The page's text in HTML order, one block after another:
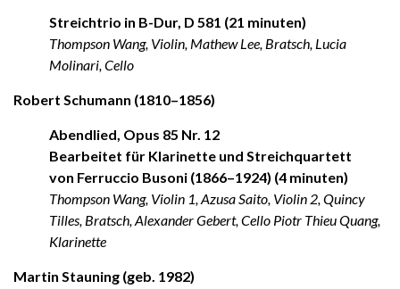
Streichtrio in B-Dur, D 581 (21 minuten)
Thompson Wang, Violin, Mathew Lee, Bratsch, Lucia
Molinari, Cello
Robert Schumann (1810–1856)
Abendlied, Opus 85 Nr. 12
Bearbeitet für Klarinette und Streichquartett
von Ferruccio Busoni (1866–1924) (4 minuten)
Thompson Wang, Violin 1, Azusa Saito, Violin 2, Quincy
Tilles, Bratsch, Alexander Gebert, Cello Piotr Thieu Quang,
Klarinette
Martin Stauning (geb. 1982)